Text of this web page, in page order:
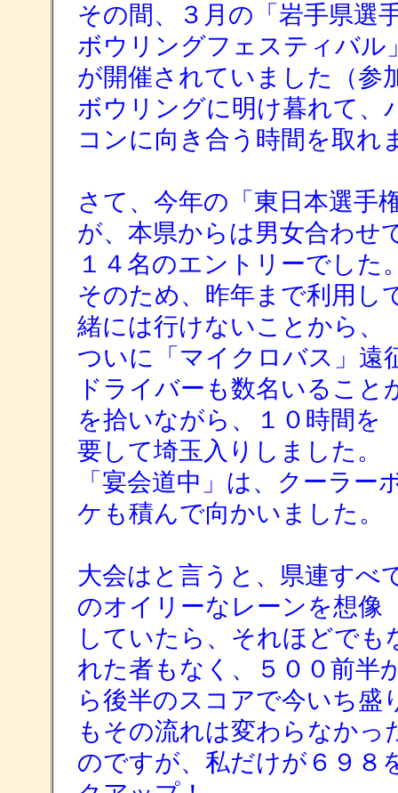
その間、３月の「岩手県選
ボウリングフェスティバル
が開催されていました（参
ボウリングに明け暮れて、
コンに向き合う時間を取れ
さて、今年の「東日本選手
が、本県からは男女合わせ
１４名のエントリーでした
そのため、昨年まで利用し
緒には行けないことから、
ついに「マイクロバス」遠
ドライバーも数名いるこ
を拾いながら、１０時間を
要して埼玉入りしました。
「宴会道中」は、クーラ
ケも積んで向かいました。
大会はと言うと、県連すべ
のオイリーなレーンを想像
していたら、それほどで
れた者もなく、５００前半
ら後半のスコアで今いち盛
もその流れは変わらなかっ
のですが、私だけが６９８